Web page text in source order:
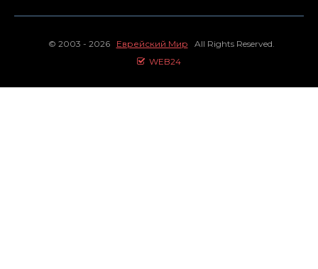
© 2003 - 2026 Еврейский Мир All Rights Reserved.
WEB24